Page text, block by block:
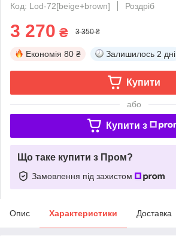
Код: Lod-72[beige+brown]
Роздріб
3 270 ₴ 3 350 ₴
Економія 80 ₴ Залишилось 2 дні
Купити
або
Купити з
Що таке купити з Пром?
Замовлення під захистом
Опис Характеристики Доставка